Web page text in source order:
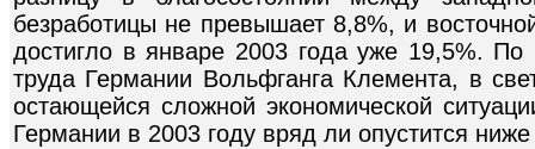
безработицы не превышает 8,8%, и
достигло в январе 2003 года уже 19,5%. По
труда Германии Вольфганга Клемента, в
остающейся сложной экономической
Германии в 2003 году вряд ли опустится